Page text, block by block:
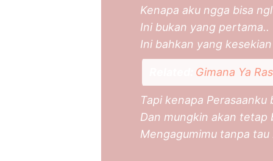
Kenapa aku ngga bisa
Ini bukan yang pertama..
Ini bahkan yang
Gimana Ya
Tapi kenapa Perasaanku
Dan mungkin akan tetap
Mengagumimu tanpa tau